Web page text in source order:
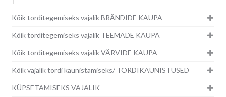
Kõik torditegemiseks vajalik BRÄNDIDE KAUPA
Kõik torditegemiseks vajalik TEEMADE KAUPA
Kõik torditegemiseks vajalik VÄRVIDE KAUPA
Kõik vajalik tordi kaunistamiseks/ TORDIKAUNISTUSED
KÜPSETAMISEKS VAJALIK